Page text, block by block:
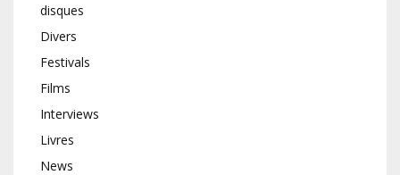
disques
Divers
Festivals
Films
Interviews
Livres
News